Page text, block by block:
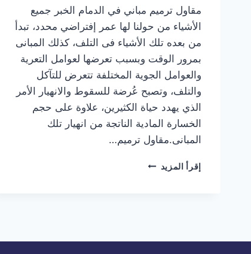
مقاول ترميم مباني في الدمام الخبر جميع
الأشياء من حولنا لها عمر إفتراضي محدد، تبدأ
من بعده تلك الأشياء فى التلف، كذلك المبانى
بمرور الوقت وبسبب تعرضها لعوامل التعرية
والعوامل الجوية المختلفة تتعرض للتآكل
والتلف، وتصبح عُرضة للسقوط والانهيار الأمر
الذي يهدد حياة الكثيرين، علاوة على حجم
الخسارة المادية الناتجة من انهيار تلك
المبانى.مقاول ترميم…
إقرأ المزيد مقاول